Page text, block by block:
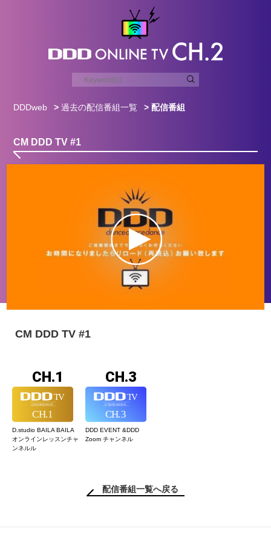
DDDweb >過去の配信番組一覧 > 配信番組
CM DDD TV #1
CM DDD TV #1
CH.1
D.studio BAILA BAILA
オンラインレッスンチャ
ンネルル
CH.3
DDD EVENT &DDD
Zoom チャンネル
配信番組一覧へ戻る